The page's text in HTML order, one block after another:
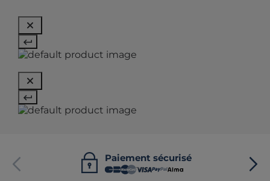
Paiement sécurisé